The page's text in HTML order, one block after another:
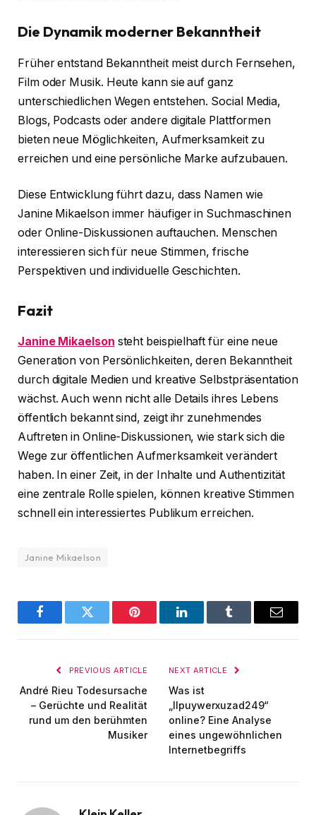
Die Dynamik moderner Bekanntheit
Früher entstand Bekanntheit meist durch Fernsehen,
Film oder Musik. Heute kann sie auf ganz
unterschiedlichen Wegen entstehen. Social Media,
Blogs, Podcasts oder andere digitale Plattformen
bieten neue Möglichkeiten, Aufmerksamkeit zu
erreichen und eine persönliche Marke aufzubauen.
Diese Entwicklung führt dazu, dass Namen wie
Janine Mikaelson immer häufiger in Suchmaschinen
oder Online-Diskussionen auftauchen. Menschen
interessieren sich für neue Stimmen, frische
Perspektiven und individuelle Geschichten.
Fazit
Janine Mikaelson steht beispielhaft für eine neue
Generation von Persönlichkeiten, deren Bekanntheit
durch digitale Medien und kreative Selbstpräsentation
wächst. Auch wenn nicht alle Details ihres Lebens
öffentlich bekannt sind, zeigt ihr zunehmendes
Auftreten in Online-Diskussionen, wie stark sich die
Wege zur öffentlichen Aufmerksamkeit verändert
haben. In einer Zeit, in der Inhalte und Authentizität
eine zentrale Rolle spielen, können kreative Stimmen
schnell ein interessiertes Publikum erreichen.
Janine Mikaelson
FacebookTwitter Pinterest LinkedInTumblr Email
PREVIOUS ARTICLE
André Rieu Todesursache
– Gerüchte und Realität
rund um den berühmten
Musiker
NEXT ARTICLE
Was ist
„llpuywerxuzad249“
online? Eine Analyse
eines ungewöhnlichen
Internetbegriffs